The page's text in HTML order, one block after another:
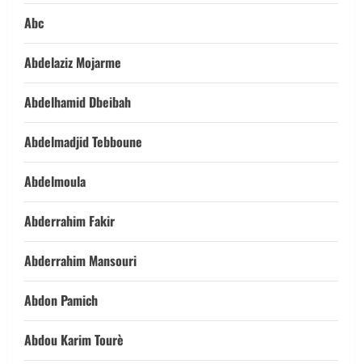
Abc
Abdelaziz Mojarme
Abdelhamid Dbeibah
Abdelmadjid Tebboune
Abdelmoula
Abderrahim Fakir
Abderrahim Mansouri
Abdon Pamich
Abdou Karim Tourè